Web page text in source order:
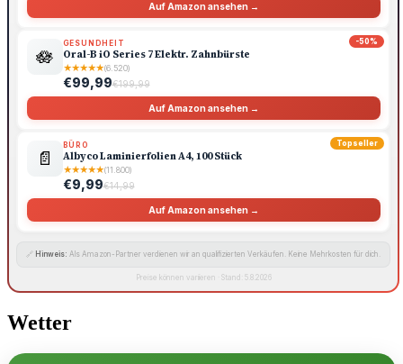
Auf Amazon ansehen →
-50%
🪷
GESUNDHEIT
Oral-B iO Series 7 Elektr. Zahnbürste
★★★★★(6.520)
€99,99€199,99
Auf Amazon ansehen →
Topseller
📄
BÜRO
Albyco Laminierfolien A4, 100 Stück
★★★★★(11.800)
€9,99€14,99
Auf Amazon ansehen →
🔗 Hinweis: Als Amazon-Partner verdienen wir an qualifizierten Verkäufen. Keine Mehrkosten für dich.
Preise können variieren · Stand: 5.8.2026
Wetter